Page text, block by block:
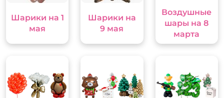
Шарики на 1
мая
Шарики на
9 мая
Воздушные
шары на 8
марта